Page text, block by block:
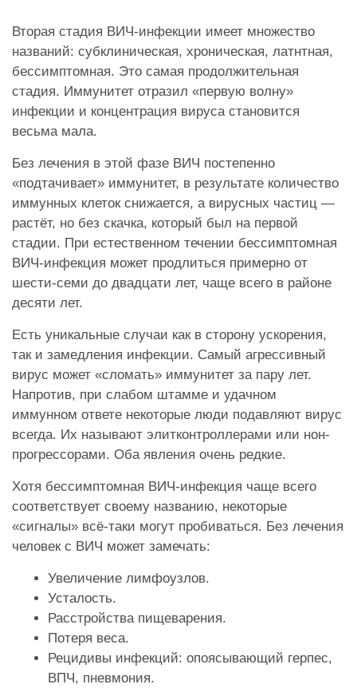
Вторая стадия ВИЧ-инфекции имеет множество
названий: субклиническая, хроническая, латнтная,
бессимптомная. Это самая продолжительная
стадия. Иммунитет отразил «первую волну»
инфекции и концентрация вируса становится
весьма мала.
Без лечения в этой фазе ВИЧ постепенно
«подтачивает» иммунитет, в результате количество
иммунных клеток снижается, а вирусных частиц —
растёт, но без скачка, который был на первой
стадии. При естественном течении бессимптомная
ВИЧ-инфекция может продлиться примерно от
шести-семи до двадцати лет, чаще всего в районе
десяти лет.
Есть уникальные случаи как в сторону ускорения,
так и замедления инфекции. Самый агрессивный
вирус может «сломать» иммунитет за пару лет.
Напротив, при слабом штамме и удачном
иммунном ответе некоторые люди подавляют вирус
всегда. Их называют элитконтроллерами или нон-
прогрессорами. Оба явления очень редкие.
Хотя бессимптомная ВИЧ-инфекция чаще всего
соответствует своему названию, некоторые
«сигналы» всё-таки могут пробиваться. Без лечения
человек с ВИЧ может замечать:
Увеличение лимфоузлов.
Усталость.
Расстройства пищеварения.
Потеря веса.
Рецидивы инфекций: опоясывающий герпес,
ВПЧ, пневмония.